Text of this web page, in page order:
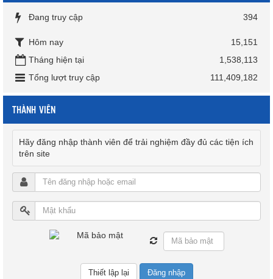
Đang truy cập 394
Hôm nay
15,151
Tháng hiện tại
1,538,113
Tổng lượt truy cập
111,409,182
THÀNH VIÊN
Hãy đăng nhập thành viên để trải nghiệm đầy đủ các tiện ích
trên site
Đăng nhập